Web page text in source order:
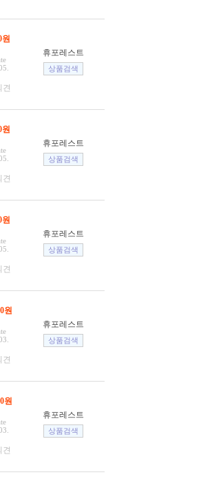
원
견
휴포레스트
원
견
휴포레스트
원
견
휴포레스트
원
견
휴포레스트
원
견
휴포레스트